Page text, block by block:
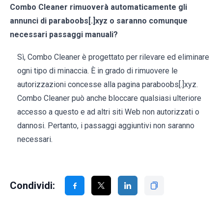
Combo Cleaner rimuoverà automaticamente gli
annunci di paraboobs[.]xyz o saranno comunque
necessari passaggi manuali?
Sì, Combo Cleaner è progettato per rilevare ed eliminare
ogni tipo di minaccia. È in grado di rimuovere le
autorizzazioni concesse alla pagina paraboobs[.]xyz.
Combo Cleaner può anche bloccare qualsiasi ulteriore
accesso a questo e ad altri siti Web non autorizzati o
dannosi. Pertanto, i passaggi aggiuntivi non saranno
necessari.
Condividi: